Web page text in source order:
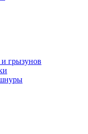
грызунов